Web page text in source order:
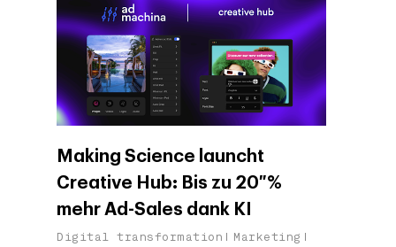
Making Science launcht
Creative Hub: Bis zu 20 %
mehr Ad-Sales dank KI
Digital transformation
Marketing